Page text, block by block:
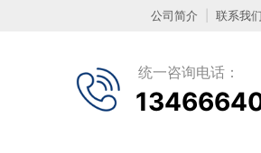
公司简介 联系我们
统一咨询电话：